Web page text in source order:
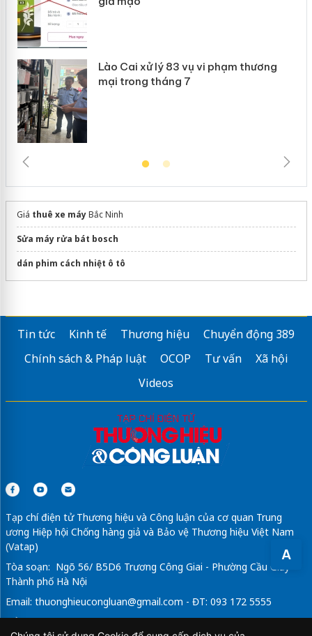
A
Lào Cai xử lý 83 vụ vi phạm thương
mại trong tháng 7
Giá thuê xe máyBắc Ninh
Sửa máy rửa bát bosch
dán phim cách nhiệt ô tô
Tin tức Kinh tế Thương hiệu
Chuyển động 389
Chính sách & Pháp luật
OCOP Tư vấn
Xã hội
Videos
Tạp chí điện tử Thương hiệu và Công luận của cơ quan Trung
ương Hiệp hội Chống hàng giả và Bảo vệ Thương hiệu Việt Nam
(Vatap)
Tòa soạn: Ngõ 56/ B5D6 Trương Công Giai - Phường Cầu Giấy -
Thành phố Hà Nội
Email: thuonghieucongluan@gmail.com - ĐT: 093 172 5555
Tổng Biên Tập: Vũ Đức Thuận